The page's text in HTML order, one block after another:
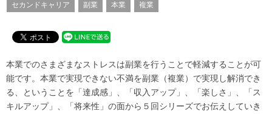
セカンドキャリア 副業 本業 複業
本業でのさまざまなストレスは副業を行うことで軽減することが可
能です。本業で実現できない不満を副業（複業）で実現し解消でき
る、ということを「達成感」、「収入アップ」、「楽しさ」、「ス
キルアップ」、「将来性」の面から５回シリーズでお伝えしていき